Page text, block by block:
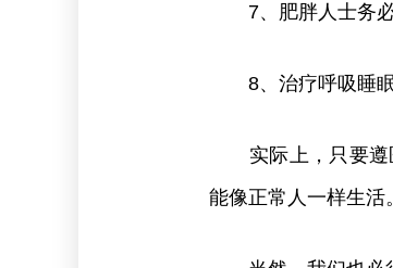
7、肥胖人士务
8、治疗呼吸睡眠
实际上，只要遵
能像正常人一样生活。